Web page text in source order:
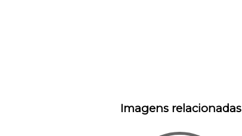
Imagens relacionadas